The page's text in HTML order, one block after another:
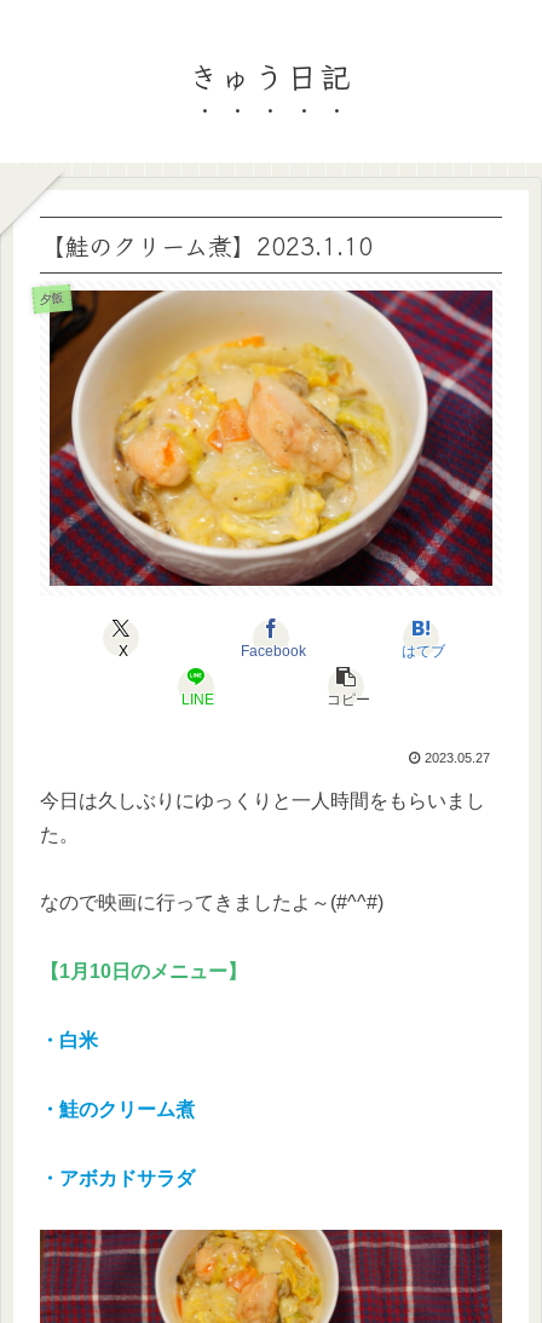
きゅう日記
【鮭のクリーム煮】2023.1.10
夕飯
X Facebook はてブ
LINE コピー
2023.05.27
今日は久しぶりにゆっくりと一人時間をもらいまし
た。
なので映画に行ってきましたよ～(#^^#)
【1月10日のメニュー】
・白米
・鮭のクリーム煮
・アボカドサラダ